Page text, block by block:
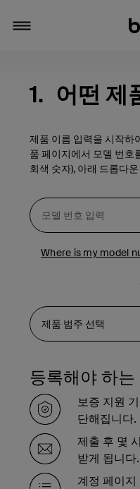
1. 어떤 제
제품 이름 입력을 시작하
품 페이지에서 모델 번호
회색 숫자), 아래 드롭다
Where is my model
등록해야 하는
보증 지원
단해집니다.
제출 후 몇
받게 됩니다.
계정 페이